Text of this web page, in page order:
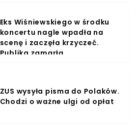
Eks Wiśniewskiego w środku
koncertu nagle wpadła na
scenę i zaczęła krzyczeć.
Publika zamarła
ZUS wysyła pisma do Polaków.
Chodzi o ważne ulgi od opłat